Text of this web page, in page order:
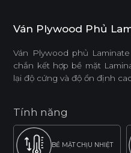
Ván Plywood Phủ
Ván Plywood phủ
chắn kết hợp bề mặt
lại độ cứng và độ ổn định
Tính năng
BỀ MẶT CHỊU NHIỆT